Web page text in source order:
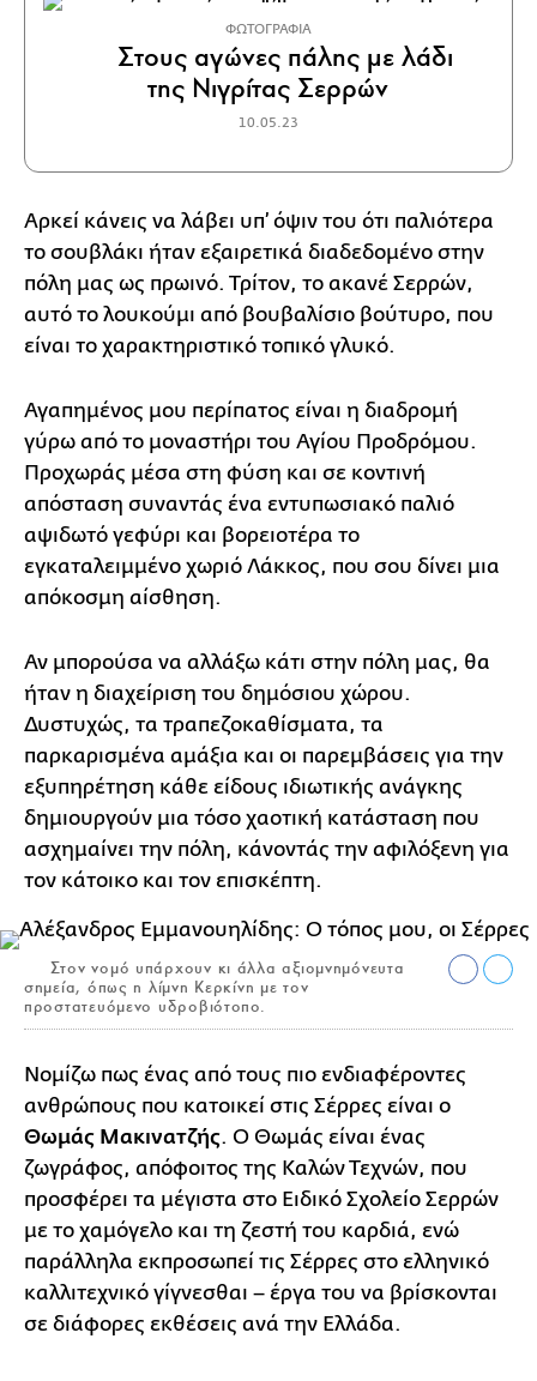
ΦΩΤΟΓΡΑΦΙΑ
Στους αγώνες πάλης με λάδι
της Νιγρίτας Σερρών
10.05.23
Αρκεί κάνεις να λάβει υπ’ όψιν του ότι παλιότερα
το σουβλάκι ήταν εξαιρετικά διαδεδομένο στην
πόλη μας ως πρωινό. Τρίτον, το ακανέ Σερρών,
αυτό το λουκούμι από βουβαλίσιο βούτυρο, που
είναι το χαρακτηριστικό τοπικό γλυκό.
Αγαπημένος μου περίπατος είναι η διαδρομή
γύρω από το μοναστήρι του Αγίου Προδρόμου.
Προχωράς μέσα στη φύση και σε κοντινή
απόσταση συναντάς ένα εντυπωσιακό παλιό
αψιδωτό γεφύρι και βορειοτέρα το
εγκαταλειμμένο χωριό Λάκκος, που σου δίνει μια
απόκοσμη αίσθηση.
Αν μπορούσα να αλλάξω κάτι στην πόλη μας, θα
ήταν η διαχείριση του δημόσιου χώρου.
Δυστυχώς, τα τραπεζοκαθίσματα, τα
παρκαρισμένα αμάξια και οι παρεμβάσεις για την
εξυπηρέτηση κάθε είδους ιδιωτικής ανάγκης
δημιουργούν μια τόσο χαοτική κατάσταση που
ασχημαίνει την πόλη, κάνοντάς την αφιλόξενη για
τον κάτοικο και τον επισκέπτη.
Στον νομό υπάρχουν κι άλλα αξιομνημόνευτα
σημεία, όπως η λίμνη Κερκίνη με τον
προστατευόμενο υδροβιότοπο.
Νομίζω πως ένας από τους πιο ενδιαφέροντες
ανθρώπους που κατοικεί στις Σέρρες είναι ο
Θωμάς Μακινατζής. Ο Θωμάς είναι ένας
ζωγράφος, απόφοιτος της Καλών Τεχνών, που
προσφέρει τα μέγιστα στο Ειδικό Σχολείο Σερρών
με το χαμόγελο και τη ζεστή του καρδιά, ενώ
παράλληλα εκπροσωπεί τις Σέρρες στο ελληνικό
καλλιτεχνικό γίγνεσθαι – έργα του να βρίσκονται
σε διάφορες εκθέσεις ανά την Ελλάδα.